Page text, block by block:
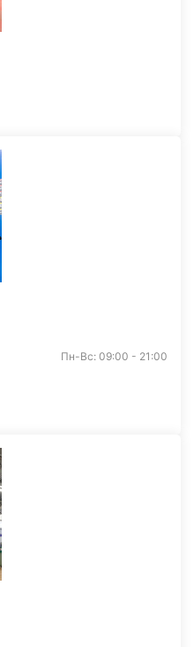
Пн-Вс: 09:00 - 21:00